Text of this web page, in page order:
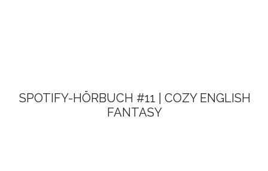
SPOTIFY-HÖRBUCH #11 | COZY ENGLISH
FANTASY